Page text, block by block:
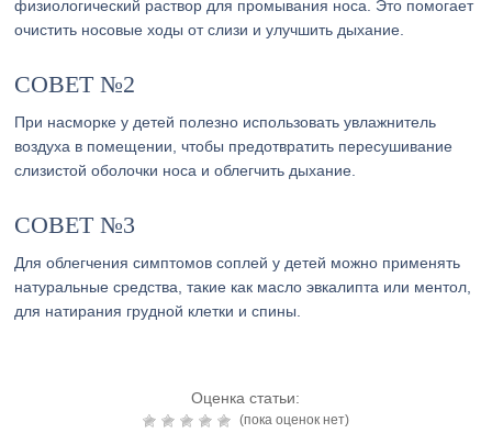
физиологический раствор для промывания носа. Это помогает
очистить носовые ходы от слизи и улучшить дыхание.
СОВЕТ №2
При насморке у детей полезно использовать увлажнитель
воздуха в помещении, чтобы предотвратить пересушивание
слизистой оболочки носа и облегчить дыхание.
СОВЕТ №3
Для облегчения симптомов соплей у детей можно применять
натуральные средства, такие как масло эвкалипта или ментол,
для натирания грудной клетки и спины.
Оценка статьи:
(пока оценок нет)